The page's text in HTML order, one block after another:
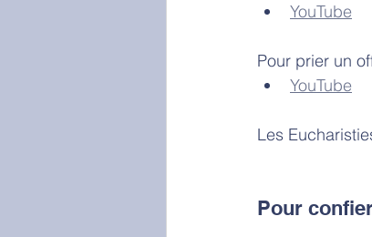
YouTube
Pour prier un
YouTube
Les
Pour